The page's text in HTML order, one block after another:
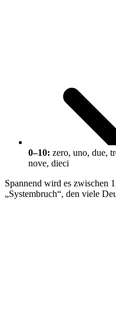
0–10: zero, uno, due,
nove, dieci
Spannend wird es zwischen
„Systembruch“, den viele